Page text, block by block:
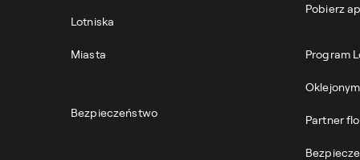
Lotniska
Miasta
Bezpieczeństwo
Pobierz
Program
Partner